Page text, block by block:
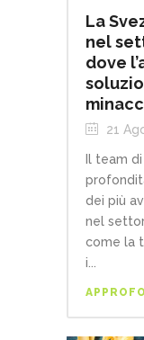
La
nel
dove
21
Il team
dei più
nel
come la
i...